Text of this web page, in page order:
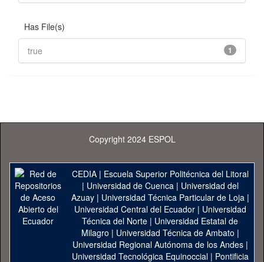
Has File(s)
1
true
Copyright 2024 ESPOL
CEDIA| Escuela Superior Politécnica del Litoral
| Universidad de Cuenca| Universidad del
Azuay| Universidad Técnica Particular de Loja|
Universidad Central del Ecuador| Universidad
Técnica del Norte | Universidad Estatal de
Milagro | Universidad Técnica de Ambato |
Universidad Regional Autónoma de los Andes|
Universidad Tecnológica Equinoccial| Pontificia